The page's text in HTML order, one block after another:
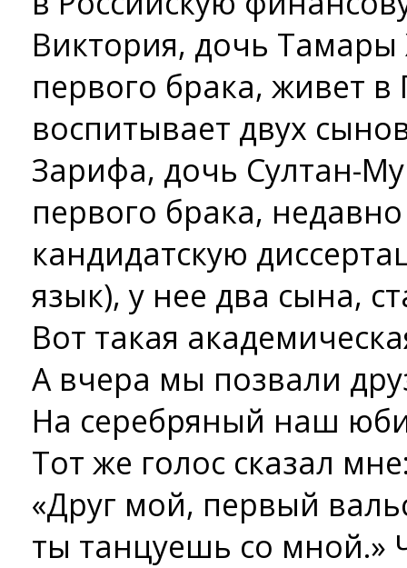
Виктория, дочь
первого брака, живет
воспитывает двух
Зарифа, дочь Султан-
первого брака,
кандидатскую
язык), у нее два сына,
Вот такая
А вчера мы позвали
На серебряный наш
Тот же голос сказал
«Друг мой, первый
ты танцуешь со мной.»